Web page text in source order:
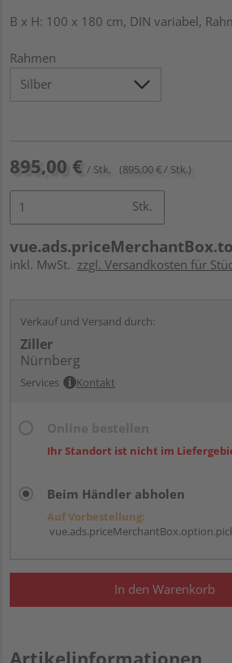
B x H: 100 x 180 cm, DIN variabel,
Rahmen
895,00 € / Stk. (895,00 € / Stk.)
Stk.
inkl. MwSt. zzgl. Versandkosten für
Verkauf und Versand durch:
Ziller
Nürnberg
Services Kontakt
Ihr Standort ist nicht im
Beim Händler abholen
Auf Vorbestellung:
In den Warenkorb
Artikelinformationen